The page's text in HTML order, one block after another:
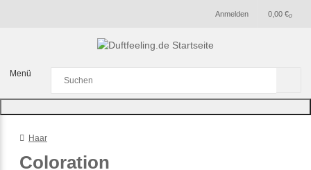
Anmelden 0
0,00 €
Menü
Haar
Coloration